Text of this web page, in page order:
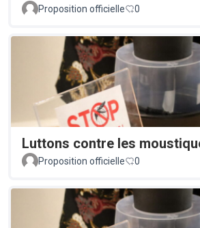
Proposition officielle
0
Luttons contre les
Proposition officielle
0